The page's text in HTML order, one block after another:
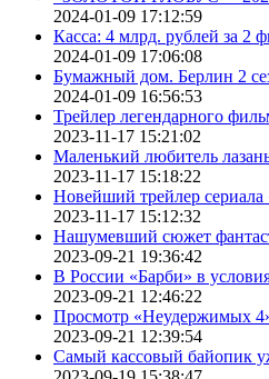
2024-01-09 17:12:59
Касса: 4 млрд. рублей за 2
2024-01-09 17:06:08
Бумажный дом. Берлин 2
2024-01-09 16:56:53
Трейлер легендарного
2023-11-17 15:21:02
Маленький любитель
2023-11-17 15:18:22
Новейший трейлер сериала
2023-11-17 15:12:32
Нашумевший сюжет
2023-09-21 19:36:42
В России «Барби» в
2023-09-21 12:46:22
Просмотр «Неудержимых
2023-09-21 12:39:54
Самый кассовый байопик